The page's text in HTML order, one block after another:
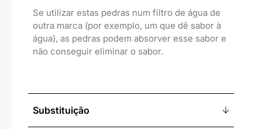
Se utilizar estas pedras num filtro de água de
outra marca (por exemplo, um que dê sabor à
água), as pedras podem absorver esse sabor e
não conseguir eliminar o sabor.
Substituição